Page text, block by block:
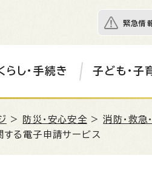
緊急情
らし・手続き 子ども・子
> 防災・安心安全>消防・救急
る電子申請サービス